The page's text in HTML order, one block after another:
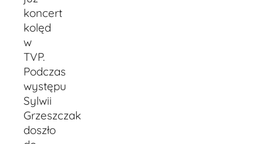
koncert
kolęd
w
TVP.
Podczas
występu
Sylwii
Grzeszczak
doszło